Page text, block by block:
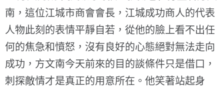
南，這位江城市商會會長，江城成功商人的代表
人物此刻的表情平靜自若，從他的臉上看不出任
何的焦急和憤怒，沒有良好的心態絕對無法走向
成功，方文南今天前來的目的談條件只是借口，
刺探敵情才是真正的用意所在。他笑著站起身